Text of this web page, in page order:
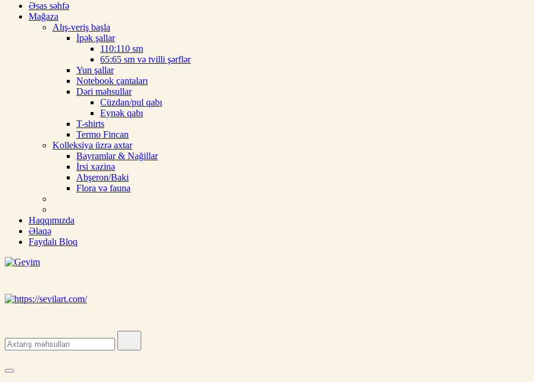
Əsas səhfə
Mağaza
Alış-veriş başla
İpək şallar
110:110 sm
65:65 sm və tvilli şərflər
Yun şallar
Notebook çantaları
Dəri məhsullar
Cüzdan/pul qabı
Eynək qabı
T-shirts
Termo Fincan
Kolleksiya üzrə axtar
Bayramlar & Nağillar
İrsi xəzinə
Abşeron/Baki
Flora və fauna
Haqqımızda
Əlaqə
Faydalı Bloq
for: